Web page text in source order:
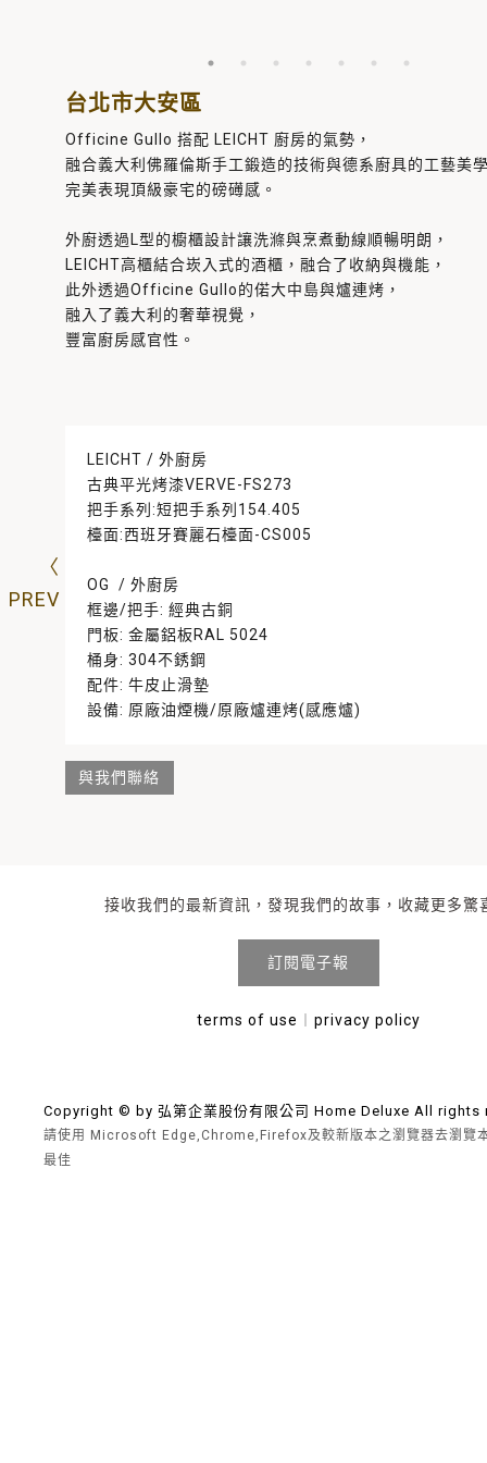
台北市大安區
Officine Gullo 搭配 LEICHT 廚房的氣勢，
融合義大利佛羅倫斯手工鍛造的技術與德系廚具的工藝美
完美表現頂級豪宅的磅礡感。
外廚透過L型的櫥櫃設計讓洗滌與烹煮動線順暢明朗，
LEICHT高櫃結合崁入式的酒櫃，融合了收納與機能，
此外透過Officine Gullo的偌大中島與爐連烤，
融入了義大利的奢華視覺，
豐富廚房感官性。
LEICHT / 外廚房
古典平光烤漆VERVE-FS273
把手系列:短把手系列154.405
檯面:西班牙賽麗石檯面-CS005
OG / 外廚房
框邊/把手: 經典古銅
門板: 金屬鋁板RAL 5024
桶身: 304不銹鋼
配件: 牛皮止滑墊
設備: 原廠油煙機/原廠爐連烤(感應爐)
與我們聯絡
Copyright © by 弘第企業股份有限公司 Home Deluxe All rights
請使用 Microsoft Edge,Chrome,Firefox及較新版本之瀏覽器去瀏覽
最佳
接收我們的最新資訊，發現我們的故事，收藏更多驚
訂閱電子報
terms of use privacy policy